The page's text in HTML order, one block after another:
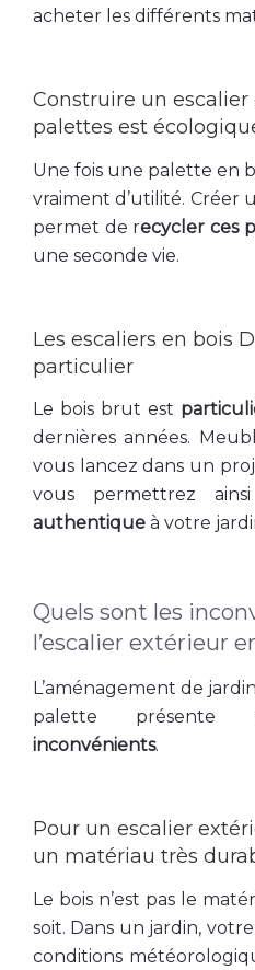
acheter les différents
Construire un escalier
palettes est
Une fois une palette en
vraiment d’utilité. Créer
permet de recycler ces
une seconde vie.
Les escaliers en bois
particulier
Le bois brut est
dernières années.
vous lancez dans un
vous permettrez
authentique à votre
Quels sont les
l’escalier extérieur
L’aménagement de
palette présente
inconvénients.
Pour un escalier
un matériau très
Le bois n’est pas le
soit. Dans un jardin,
conditions